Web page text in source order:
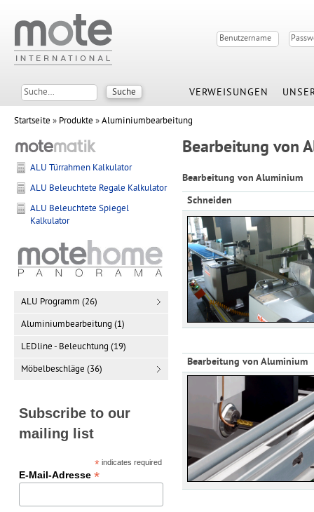
VERWEISUNGEN
Startseite » Produkte »Aluminiumbearbeitung
Bearbeitung von
Bearbeitung von Aluminium
Schneiden
Bearbeitung von Aluminium
ALU Türrahmen Kalkulator
ALU Beleuchtete Regale Kalkulator
ALU Beleuchtete Spiegel
Kalkulator
ALU Programm (26)
Aluminiumbearbeitung (1)
LEDline - Beleuchtung (19)
Möbelbeschläge (36)
Subscribe to our
mailing list
* indicates required
E-Mail-Adresse *